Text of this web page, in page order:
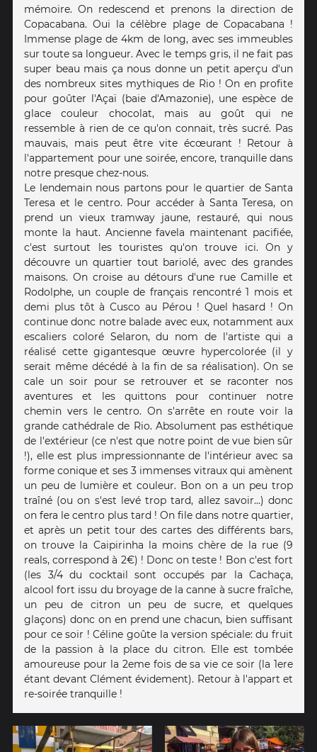
mémoire. On redescend et prenons la direction de
Copacabana. Oui la célèbre plage de Copacabana !
Immense plage de 4km de long, avec ses immeubles
sur toute sa longueur. Avec le temps gris, il ne fait pas
super beau mais ça nous donne un petit aperçu d'un
des nombreux sites mythiques de Rio ! On en profite
pour goûter l'Açaï (baie d'Amazonie), une espèce de
glace couleur chocolat, mais au goût qui ne
ressemble à rien de ce qu'on connait, très sucré. Pas
mauvais, mais peut être vite écœurant ! Retour à
l'appartement pour une soirée, encore, tranquille dans
notre presque chez-nous.
Le lendemain nous partons pour le quartier de Santa
Teresa et le centro. Pour accéder à Santa Teresa, on
prend un vieux tramway jaune, restauré, qui nous
monte la haut. Ancienne favela maintenant pacifiée,
c'est surtout les touristes qu'on trouve ici. On y
découvre un quartier tout bariolé, avec des grandes
maisons. On croise au détours d'une rue Camille et
Rodolphe, un couple de français rencontré 1 mois et
demi plus tôt à Cusco au Pérou ! Quel hasard ! On
continue donc notre balade avec eux, notamment aux
escaliers coloré Selaron, du nom de l'artiste qui a
réalisé cette gigantesque œuvre hypercolorée (il y
serait même décédé à la fin de sa réalisation). On se
cale un soir pour se retrouver et se raconter nos
aventures et les quittons pour continuer notre
chemin vers le centro. On s'arrête en route voir la
grande cathédrale de Rio. Absolument pas esthétique
de l'extérieur (ce n'est que notre point de vue bien sûr
!), elle est plus impressionnante de l'intérieur avec sa
forme conique et ses 3 immenses vitraux qui amènent
un peu de lumière et couleur. Bon on a un peu trop
traîné (ou on s'est levé trop tard, allez savoir...) donc
on fera le centro plus tard ! On file dans notre quartier,
et après un petit tour des cartes des différents bars,
on trouve la Caipirinha la moins chère de la rue (9
reals, correspond à 2€) ! Donc on teste ! Bon c'est fort
(les 3/4 du cocktail sont occupés par la Cachaça,
alcool fort issu du broyage de la canne à sucre fraîche,
un peu de citron un peu de sucre, et quelques
glaçons) donc on en prend une chacun, bien suffisant
pour ce soir ! Céline goûte la version spéciale: du fruit
de la passion à la place du citron. Elle est tombée
amoureuse pour la 2eme fois de sa vie ce soir (la 1ere
étant devant Clément évidement). Retour à l'appart et
re-soirée tranquille !